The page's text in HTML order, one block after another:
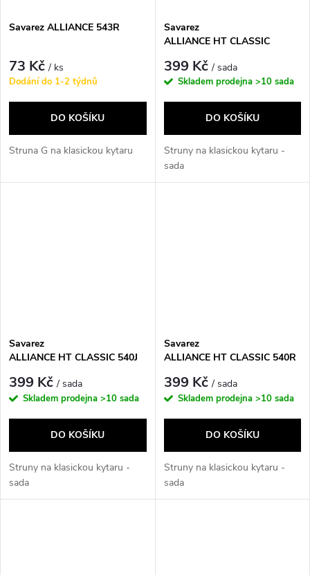
Savarez ALLIANCE 543R
73 Kč/ ks
Dodání do 1-2 týdnů
DO KOŠÍKU
Struna G na klasickou kytaru
Savarez
ALLIANCE HT CLASSIC
399 Kč/ sada
Skladem prodejna >10 sada
DO KOŠÍKU
Struny na klasickou kytaru -
sada
Savarez
ALLIANCE HT CLASSIC 540J
399 Kč/ sada
Skladem prodejna >10 sada
DO KOŠÍKU
Struny na klasickou kytaru -
sada
Savarez
ALLIANCE HT CLASSIC 540R
399 Kč/ sada
Skladem prodejna >10 sada
DO KOŠÍKU
Struny na klasickou kytaru -
sada